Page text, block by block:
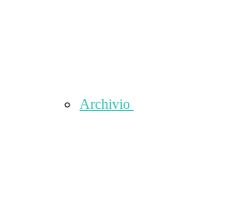
Archivio